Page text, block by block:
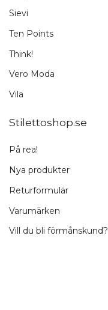
Sievi
Ten Points
Think!
Vero Moda
Vila
Stilettoshop.se
På rea!
Nya produkter
Returformulär
Varumärken
Vill du bli förmånskund?